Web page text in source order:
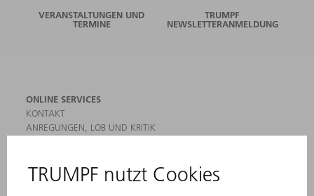
VERANSTALTUNGEN UND
TERMINE
TRUMPF
NEWSLETTERANMELDUNG
ONLINE SERVICES
KONTAKT
ANREGUNGEN, LOB UND KRITIK
NEWSLETTER-ANMELDUNG
MYTRUMPF